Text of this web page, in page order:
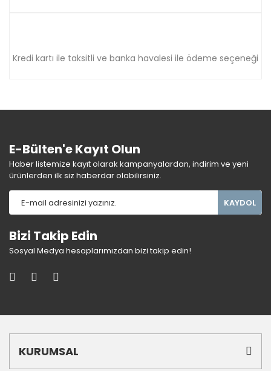
Kredi kartı ile taksitli ve banka havalesi ile ödeme seçeneği
E-Bülten'e Kayıt Olun
Haber listemize kayıt olarak kampanyalardan, indirim ve yeni
ürünlerden ilk siz haberdar olabilirsiniz.
KAYDOL
Bizi Takip Edin
Sosyal Medya hesaplarımızdan bizi takip edin!
KURUMSAL